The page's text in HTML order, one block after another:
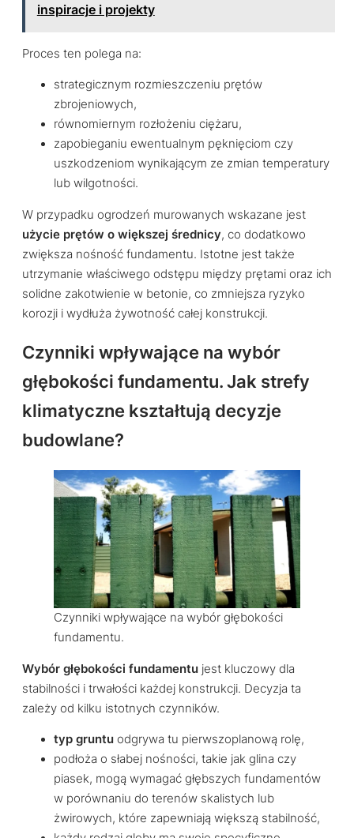
inspiracje i projekty
Proces ten polega na:
strategicznym rozmieszczeniu prętów
zbrojeniowych,
równomiernym rozłożeniu ciężaru,
zapobieganiu ewentualnym pęknięciom czy
uszkodzeniom wynikającym ze zmian temperatury
lub wilgotności.
W przypadku ogrodzeń murowanych wskazane jest
użycie prętów o większej średnicy, co dodatkowo
zwiększa nośność fundamentu. Istotne jest także
utrzymanie właściwego odstępu między prętami oraz ich
solidne zakotwienie w betonie, co zmniejsza ryzyko
korozji i wydłuża żywotność całej konstrukcji.
Czynniki wpływające na wybór
głębokości fundamentu. Jak strefy
klimatyczne kształtują decyzje
budowlane?
Czynniki wpływające na wybór głębokości
fundamentu.
Wybór głębokości fundamentu jest kluczowy dla
stabilności i trwałości każdej konstrukcji. Decyzja ta
zależy od kilku istotnych czynników.
typ gruntu odgrywa tu pierwszoplanową rolę,
podłoża o słabej nośności, takie jak glina czy
piasek, mogą wymagać głębszych fundamentów
w porównaniu do terenów skalistych lub
żwirowych, które zapewniają większą stabilność,